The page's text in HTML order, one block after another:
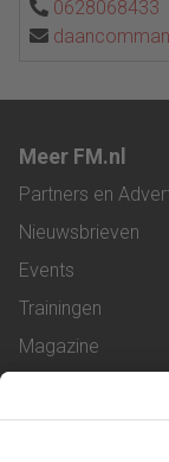
0628068433
Meer FM.nl
Partners en
Nieuwsbrieven
Events
Trainingen
Magazine
Service &